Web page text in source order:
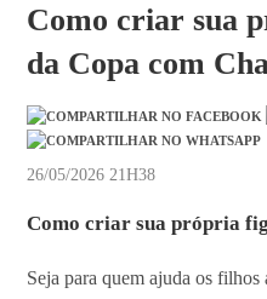
Como criar sua
da Copa com
26/05/2026 21H38
Como criar sua própria
Seja para quem ajuda os